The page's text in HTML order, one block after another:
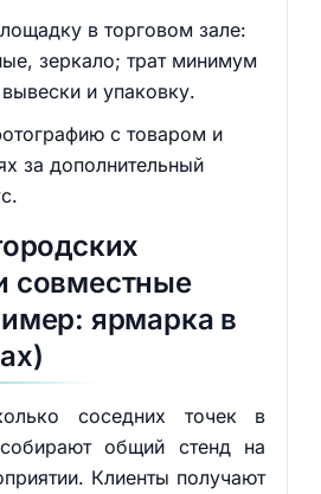
в торговом зале:
зеркало; трат минимум
и упаковку.
с товаром и
за дополнительный
совместные
ярмарка в
соседних точек в
общий стенд на
Клиенты получают